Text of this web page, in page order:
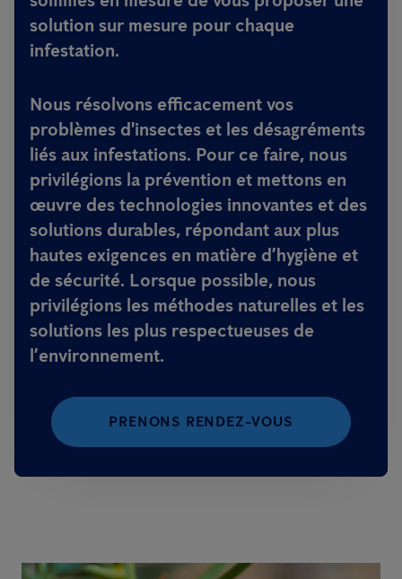
solution sur mesure pour chaque
infestation.
Nous résolvons efficacement vos
problèmes d'insectes et les désagréments
liés aux infestations. Pour ce faire, nous
privilégions la prévention et mettons en
œuvre des technologies innovantes et des
solutions durables, répondant aux plus
hautes exigences en matière d’hygiène et
de sécurité. Lorsque possible, nous
privilégions les méthodes naturelles et les
solutions les plus respectueuses de
l’environnement.
PRENONS RENDEZ-VOUS